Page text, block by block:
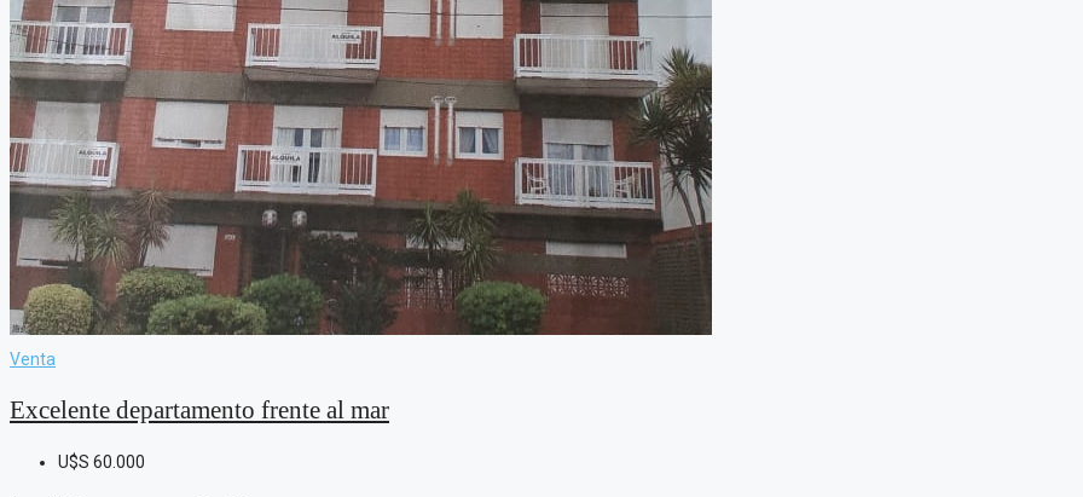
Venta
Excelente departamento frente al mar
U$S 60.000